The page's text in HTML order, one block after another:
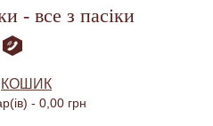
- все з пасіки
КОШИК
- 0,00 грн